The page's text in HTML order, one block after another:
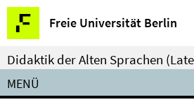
Springe
direkt
zu
Inhalt
Freie Universität Berlin
Service-
Navigation
Didaktik der Alten Sprachen
MENÜ